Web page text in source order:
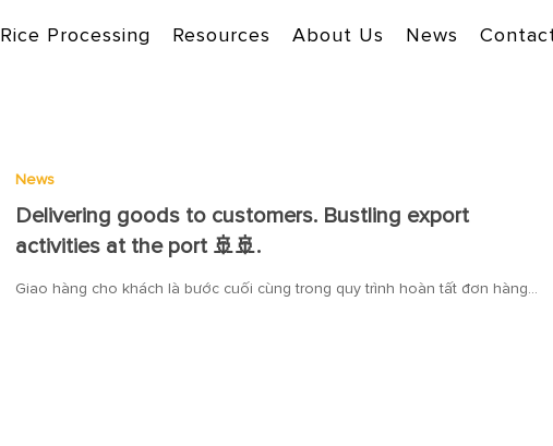
Rice Processing Resources About Us News
News
Delivering goods to customers. Bustling export
activities at the port 🚢🚢.
Giao hàng cho khách là bước cuối cùng trong quy trình hoàn tất đơn hàng…